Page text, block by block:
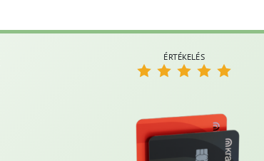
ÉRTÉKELÉS